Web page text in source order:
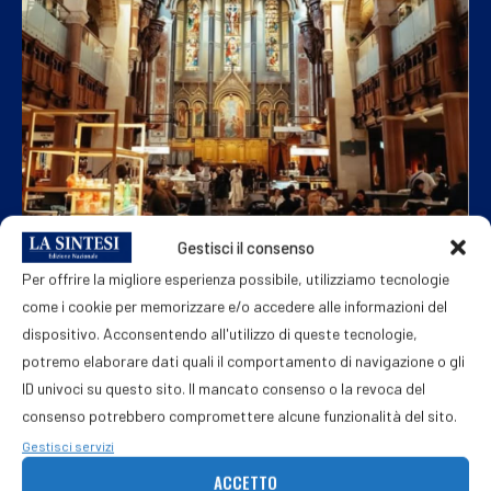
Gestisci il consenso
Per offrire la migliore esperienza possibile, utilizziamo tecnologie
come i cookie per memorizzare e/o accedere alle informazioni del
dispositivo. Acconsentendo all'utilizzo di queste tecnologie,
potremo elaborare dati quali il comportamento di navigazione o gli
ID univoci su questo sito. Il mancato consenso o la revoca del
consenso potrebbero compromettere alcune funzionalità del sito.
Gestisci servizi
ACCETTO
L’opas di Intesa su Mps rischia di
infrangersi sullo scoglio dell’Antitrust
6 Agosto 2026